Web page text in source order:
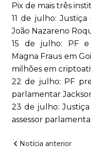
Pix de mais três
11 de julho:
João Nazareno
15 de julho: PF e
Magna Fraus em
milhões em
22 de julho: PF
parlamentar
23 de julho:
assessor
Notícia anterior